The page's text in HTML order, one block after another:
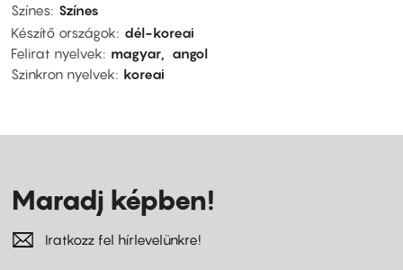
Színes Színes
Készítő országok
dél-koreai
Felirat nyelvek
magyar
angol
Szinkron nyelvek
koreai
Maradj képben!
Iratkozz fel hírlevelünkre!